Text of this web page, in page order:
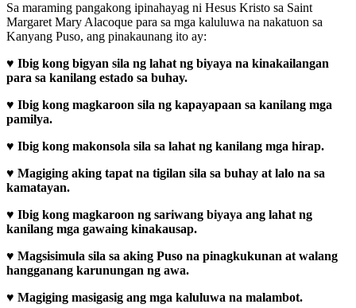
Sa maraming pangakong ipinahayag ni Hesus Kristo sa Saint
Margaret Mary Alacoque para sa mga kaluluwa na nakatuon sa
Kanyang Puso, ang pinakaunang ito ay:
♥ Ibig kong bigyan sila ng lahat ng biyaya na kinakailangan
para sa kanilang estado sa buhay.
♥ Ibig kong magkaroon sila ng kapayapaan sa kanilang mga
pamilya.
♥ Ibig kong makonsola sila sa lahat ng kanilang mga hirap.
♥ Magiging aking tapat na tigilan sila sa buhay at lalo na sa
kamatayan.
♥ Ibig kong magkaroon ng sariwang biyaya ang lahat ng
kanilang mga gawaing kinakausap.
♥ Magsisimula sila sa aking Puso na pinagkukunan at walang
hangganang karunungan ng awa.
♥ Magiging masigasig ang mga kaluluwa na malambot.